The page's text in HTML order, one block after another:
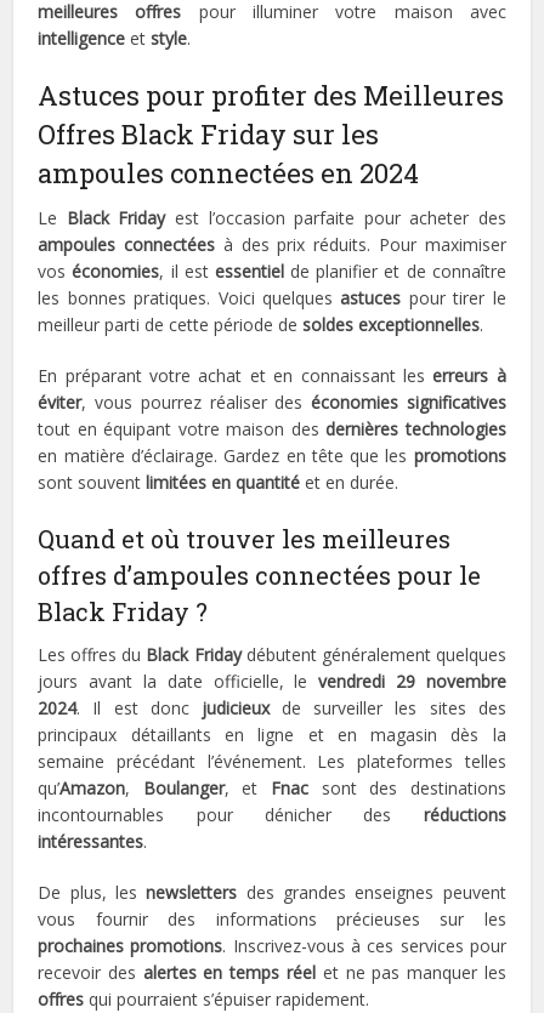
meilleures offres pour illuminer votre maison avec
intelligence etstyle.
Astuces pour profiter des Meilleures
Offres Black Friday sur les
ampoules connectées en 2024
Le Black Fridayest l’occasion parfaite pour acheter des
ampoules connectées à des prix réduits. Pour maximiser
voséconomies, il est essentielde planifier et de connaître
les bonnes pratiques. Voici quelquesastuces pour tirer le
meilleur parti de cette période desoldes exceptionnelles.
En préparant votre achat et en connaissant leserreurs à
éviter, vous pourrez réaliser deséconomies significatives
tout en équipant votre maison desdernières technologies
en matière d’éclairage. Gardez en tête que les promotions
sont souvent limitées en quantité et en durée.
Quand et où trouver les meilleures
offres d’ampoules connectées pour le
Black Friday ?
Les offres du Black Fridaydébutent généralement quelques
jours avant la date officielle, levendredi 29 novembre
2024. Il est donc judicieuxde surveiller les sites des
principaux détaillants en ligne et en magasin dès la
semaine précédant l’événement. Les plateformes telles
qu’Amazon, Boulanger, et Fnac sont des destinations
incontournables pour dénicher des réductions
intéressantes.
De plus, lesnewsletters des grandes enseignes peuvent
vous fournir des informations précieuses sur les
prochaines promotions. Inscrivez-vous à ces services pour
recevoir des alertes en temps réel et ne pas manquer les
offres qui pourraient s’épuiser rapidement.